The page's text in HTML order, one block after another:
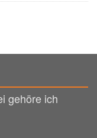
gehöre ich